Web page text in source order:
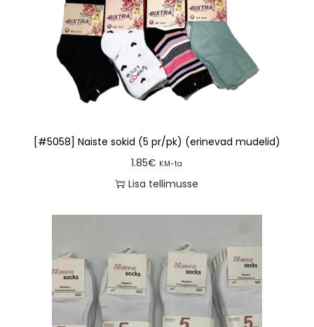
[#5058] Naiste sokid (5 pr/pk) (erinevad mudelid)
1.85€ KM-ta
Lisa tellimusse